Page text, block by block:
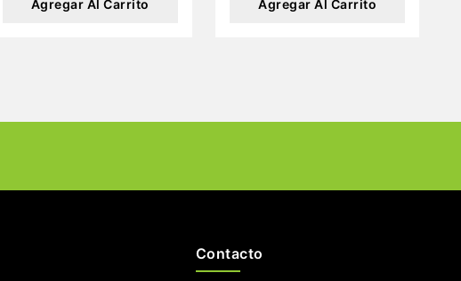
Agregar Al Carrito Agregar Al Carrito
Contacto